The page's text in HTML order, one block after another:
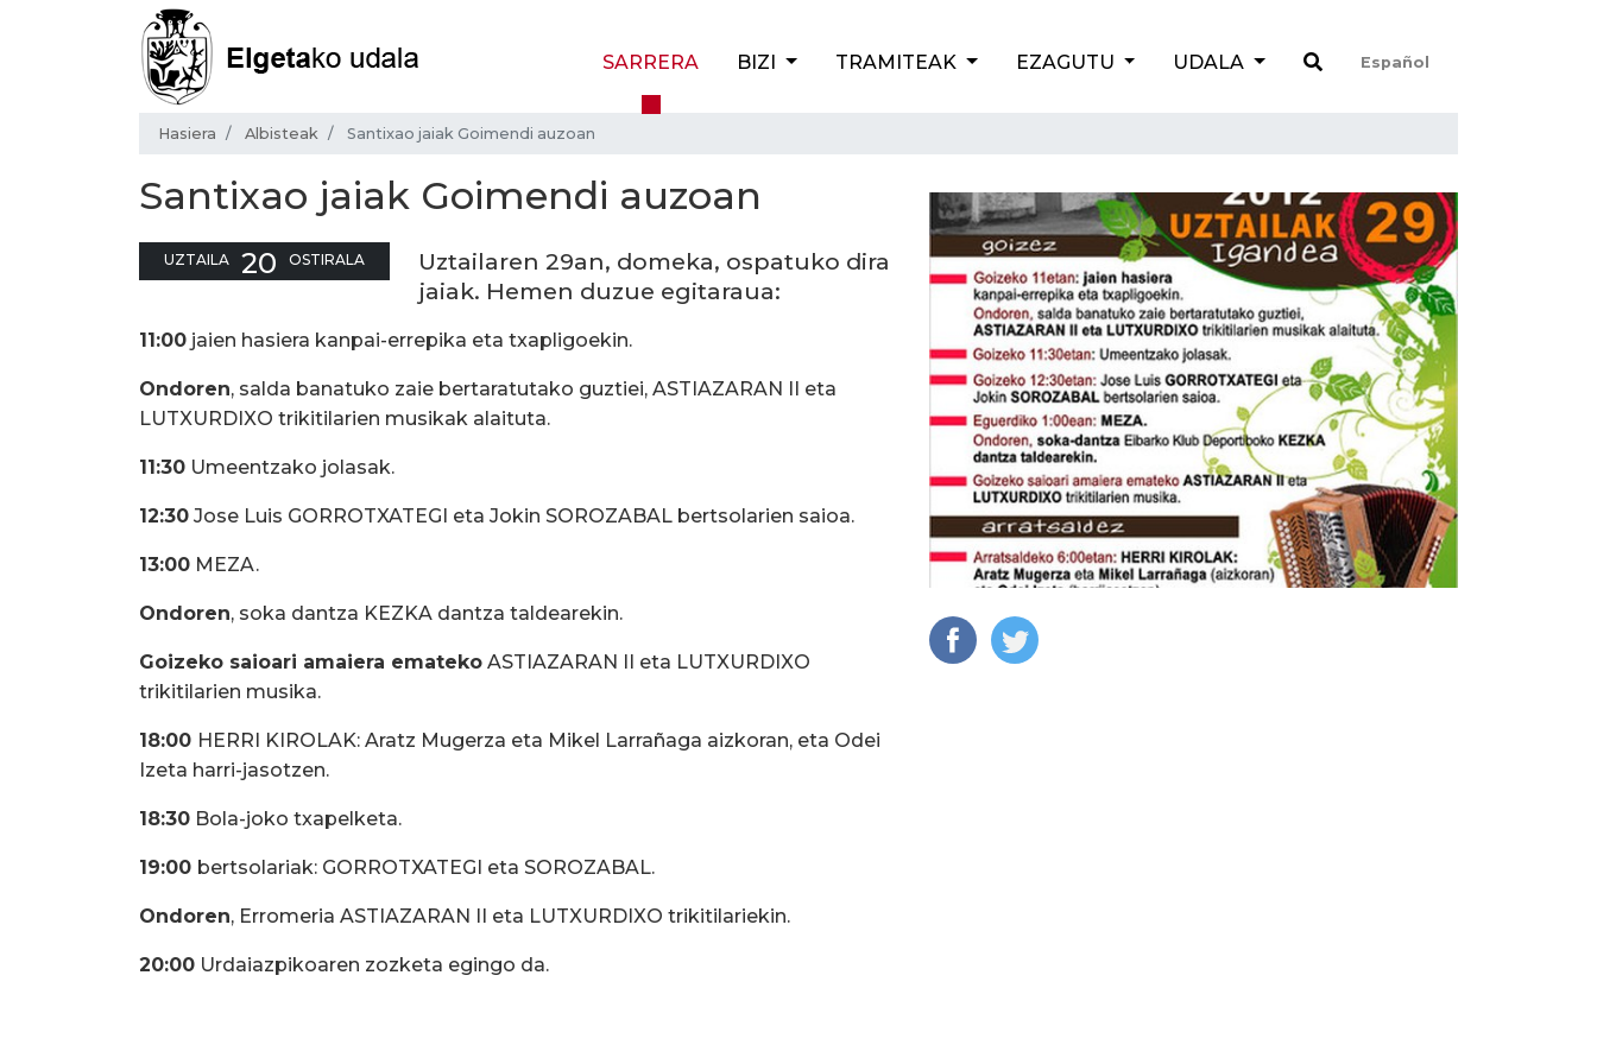
SARRERA BIZI TRAMITEAK EZAGUTU UDALA Español
Hasiera Albisteak Santixao jaiak Goimendi auzoan
Santixao jaiak Goimendi auzoan
UZTAILA 20 OSTIRALA
Uztailaren 29an, domeka, ospatuko dira
jaiak. Hemen duzue egitaraua:
11:00 jaien hasiera kanpai-errepika eta txapligoekin.
Ondoren, salda banatuko zaie bertaratutako guztiei, ASTIAZARAN II eta
LUTXURDIXO trikitilarien musikak alaituta.
11:30 Umeentzako jolasak.
12:30 Jose Luis GORROTXATEGI eta Jokin SOROZABAL bertsolarien saioa.
13:00 MEZA.
Ondoren, soka dantza KEZKA dantza taldearekin.
Goizeko saioari amaiera emateko ASTIAZARAN II eta LUTXURDIXO
trikitilarien musika.
18:00 HERRI KIROLAK: Aratz Mugerza eta Mikel Larrañaga aizkoran, eta Odei
Izeta harri-jasotzen.
18:30 Bola-joko txapelketa.
19:00 bertsolariak: GORROTXATEGI eta SOROZABAL.
Ondoren, Erromeria ASTIAZARAN II eta LUTXURDIXO trikitilariekin.
20:00 Urdaiazpikoaren zozketa egingo da.